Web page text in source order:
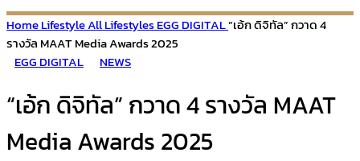
HomeLifestyleAll LifestylesEGG DIGITAL“เอ้ก ดิจิทัล” กวาด 4
รางวัล MAAT Media Awards 2025
EGG DIGITAL
NEWS
“เอ้ก ดิจิทัล” กวาด 4 รางวัล MAAT
Media Awards 2025